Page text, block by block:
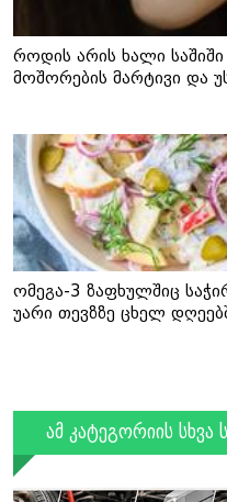
როდის არის ხალი
მოშორების მარტივი და
ომეგა-3 ზაფხულშიც
უარი თევზზე ცხელ
ამ კატეგორიის სხვა